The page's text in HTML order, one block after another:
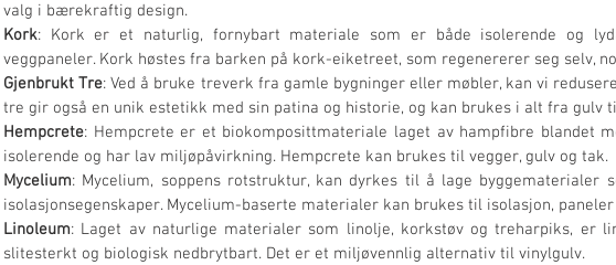
valg i bærekraftig design.
Kork: Kork er et naturlig, fornybart materiale som er både isolerende og
veggpaneler. Kork høstes fra barken på kork-eiketreet, som regenererer seg selv,
Gjenbrukt Tre: Ved å bruke treverk fra gamle bygninger eller møbler, kan vi
tre gir også en unik estetikk med sin patina og historie, og kan brukes i alt fra gulv
Hempcrete: Hempcrete er et biokomposittmateriale laget av hampfibre blandet
isolerende og har lav miljøpåvirkning. Hempcrete kan brukes til vegger, gulv og tak.
Mycelium: Mycelium, soppens rotstruktur, kan dyrkes til å lage byggematerialer
isolasjonsegenskaper. Mycelium-baserte materialer kan brukes til isolasjon,
Linoleum: Laget av naturlige materialer som linolje, korkstøv og treharpiks, er
slitesterkt og biologisk nedbrytbart. Det er et miljøvennlig alternativ til vinylgulv.